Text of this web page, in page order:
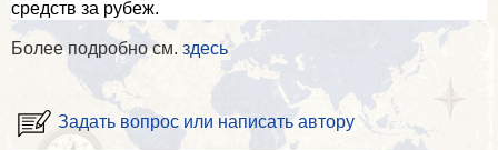
средств за рубеж.
Более подробно см. здесь
Задать вопрос или написать автору